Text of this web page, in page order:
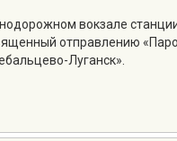
вокзале
отправлению
Луганск».